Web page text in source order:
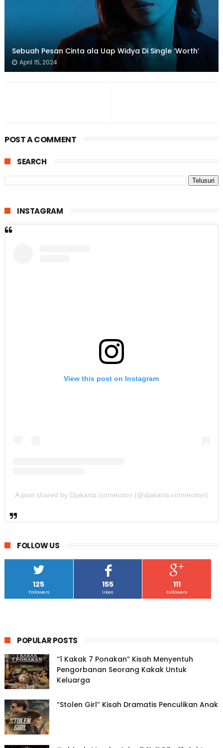
Sebuah Pesan Cinta ala Uap Widya Di Single ‘Worth’
April 15, 2024
POST A COMMENT
SEARCH
INSTAGRAM
View this post on Instagram
A post shared by Djakarta.connection (@djakarta.connection)
FOLLOW US
125
Followers
155
Likes
111
Followers
POPULAR POSTS
“1 Kakak 7 Ponakan” Kisah Menyentuh
Pengorbanan Seorang Kakak Untuk
Keluarga
“Stolen Girl” Kisah Dramatis Penculikan Anak